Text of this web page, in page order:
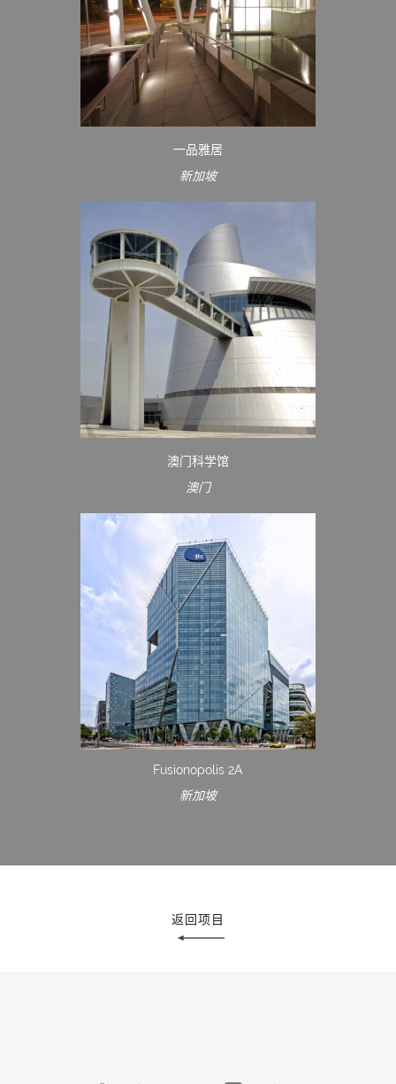
一品雅居
新加坡
澳门科学馆
澳门
Fusionopolis 2A
新加坡
返回项目